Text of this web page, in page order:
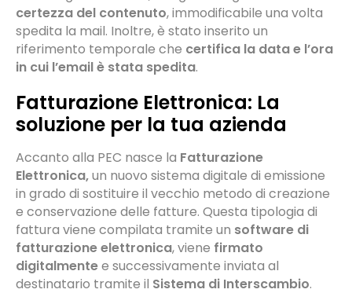
certezza del contenuto, immodificabile una volta
spedita la mail. Inoltre, è stato inserito un
riferimento temporale che certifica la data e l’ora
in cui l’email è stata spedita.
Fatturazione Elettronica: La
soluzione per la tua azienda
Accanto alla PEC nasce la Fatturazione
Elettronica,un nuovo sistema digitale di emissione
in grado di sostituire il vecchio metodo di creazione
e conservazione delle fatture. Questa tipologia di
fattura viene compilata tramite un software di
fatturazione elettronica, viene firmato
digitalmentee successivamente inviata al
destinatario tramite il Sistema di Interscambio.